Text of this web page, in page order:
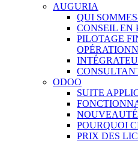
AUGURIA
QUI
CONSEIL EN
PILOTAGE
ODOO
SUITE
POURQUOI
PRIX DES